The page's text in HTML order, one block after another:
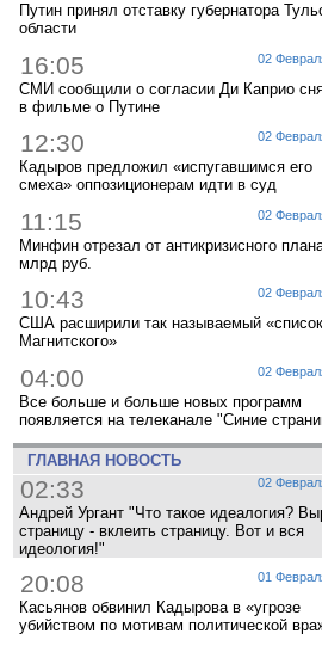
Путин принял отставку губернатора
области
02
16:05
СМИ сообщили о согласии Ди Каприо
в фильме о Путине
02
12:30
Кадыров предложил «испугавшимся его
смеха» оппозиционерам идти в суд
02
11:15
Минфин отрезал от антикризисного
млрд руб.
02
10:43
США расширили так называемый «список
Магнитского»
02
04:00
Все больше и больше новых программ
появляется на телеканале "Синие
ГЛАВНАЯ НОВОСТЬ
02
02:33
Андрей Ургант "Что такое идеалогия?
страницу - вклеить страницу. Вот и вся
идеология!"
01
20:08
Касьянов обвинил Кадырова в «угрозе
убийством по мотивам политической